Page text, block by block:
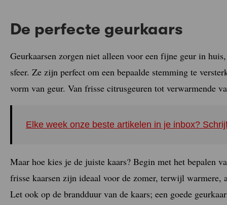
De perfecte geurkaars
Geurkaarsen zorgen niet alleen voor een fijne geur in
sfeer. Ze zijn perfect om een bepaalde stemming te
vorm van geur. Van frisse citrusgeuren tot verwarmende
Elke week onze beste artikelen in je inbox?
Maar hoe kies je de juiste kaars? Begin met het bepalen
frisse kaarsen zijn ideaal voor de zomer, terwijl warmere,
Let ook op de brandduur van de kaars; een goede